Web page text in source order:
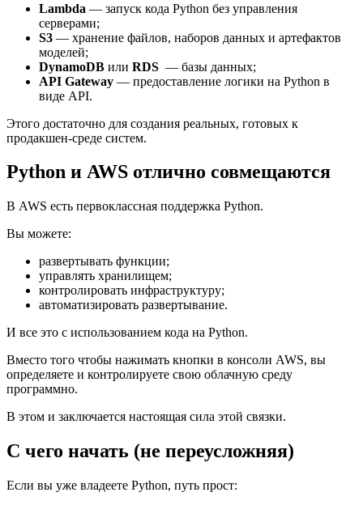
Lambda — запуск кода Python без управления
серверами;
S3 — хранение файлов, наборов данных и артефактов
моделей;
DynamoDB или RDS — базы данных;
API Gateway — предоставление логики на Python в
виде API.
Этого достаточно для создания реальных, готовых к
продакшен-среде систем.
Python и AWS отлично совмещаются
В AWS есть первоклассная поддержка Python.
Вы можете:
развертывать функции;
управлять хранилищем;
контролировать инфраструктуру;
автоматизировать развертывание.
И все это с использованием кода на Python.
Вместо того чтобы нажимать кнопки в консоли AWS, вы
определяете и контролируете свою облачную среду
программно.
В этом и заключается настоящая сила этой связки.
С чего начать (не переусложняя)
Если вы уже владеете Python, путь прост: